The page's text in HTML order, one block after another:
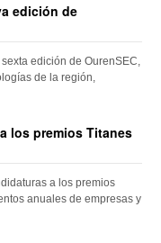
edición de
edición de OurenSEC,
de la región,
los premios Titanes
a los premios
anuales de empresas y